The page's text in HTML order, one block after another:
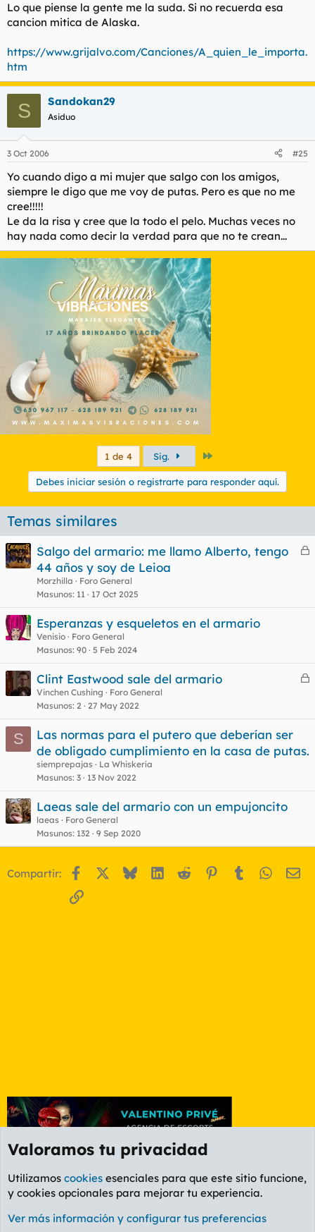
Lo que piense la gente me la suda. Si no recuerda esa
cancion mitica de Alaska.
https://www.grijalvo.com/Canciones/A_quien_le_importa.
htm
S Sandokan29
Asiduo
3 Oct 2006 #25
Yo cuando digo a mi mujer que salgo con los amigos,
siempre le digo que me voy de putas. Pero es que no me
cree!!!!!
Le da la risa y cree que la todo el pelo. Muchas veces no
hay nada como decir la verdad para que no te crean...
1 de 4 Sig.
Debes iniciar sesión o registrarte para responder aquí.
Temas similares
C
a
Salgo del armario: me llamo Alberto, tengo
44 años y soy de Leioa
Morzhilla
Foro General
Masunos 11 17 Oct 2025
Esperanzas y esqueletos en el armario
Venisio
Foro General
Masunos 90 5 Feb 2024
C
r
Clint Eastwood sale del armario
Vinchen Cushing
Foro General
Masunos 2 27 May 2022
S
Las normas para el putero que deberían ser
de obligado cumplimiento en la casa de putas.
siemprepajas
La Whiskería
Masunos 3 13 Nov 2022
Laeas sale del armario con un empujoncito
laeas
Foro General
Masunos 132 9 Sep 2020
Compartir: Facebook BlueskyLinkedIn
Reddit Pinterest
Tumblr
Enlace
La Whiskería
Cookies
PL OLDSTYLE AMARILLO
Valoramos tu privacidad
Utilizamos cookies esenciales para que este sitio funcione,
y cookies opcionales para mejorar tu experiencia.
Ver más información y configurar tus preferencias